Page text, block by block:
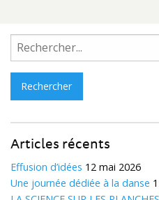
Rechercher :
Articles récents
Effusion d’idées 12 mai 2026
Une journée dédiée à la danse